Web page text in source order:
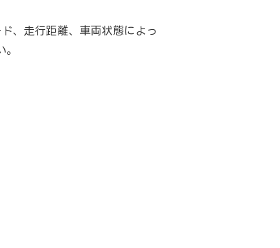
、走行距離、車両状態によっ